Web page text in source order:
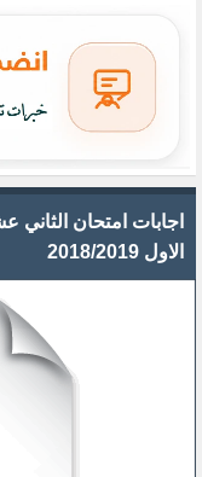
اجابات امتحان الثاني
الاول 2018/2019